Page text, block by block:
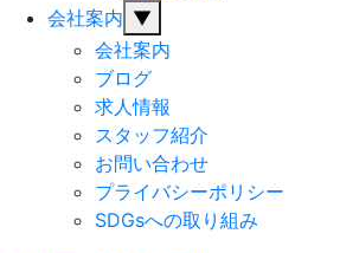
会社案内 ▼
会社案内
ブログ
求人情報
スタッフ紹介
お問い合わせ
プライバシーポリシー
SDGsへの取り組み